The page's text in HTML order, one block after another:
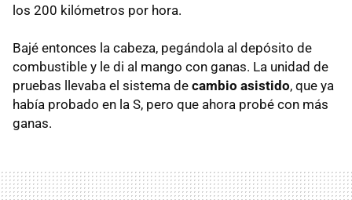
los 200 kilómetros por hora.
Bajé entonces la cabeza, pegándola al depósito de
combustible y le di al mango con ganas. La unidad de
pruebas llevaba el sistema de cambio asistido, que ya
había probado en la S, pero que ahora probé con más
ganas.